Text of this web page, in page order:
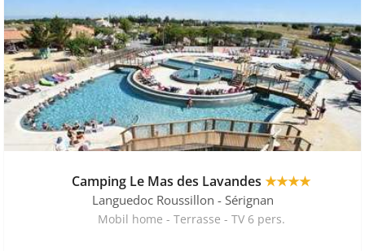
Camping Le Mas des Lavandes ★★★★
Languedoc Roussillon - Sérignan
Mobil home - Terrasse - TV 6 pers.